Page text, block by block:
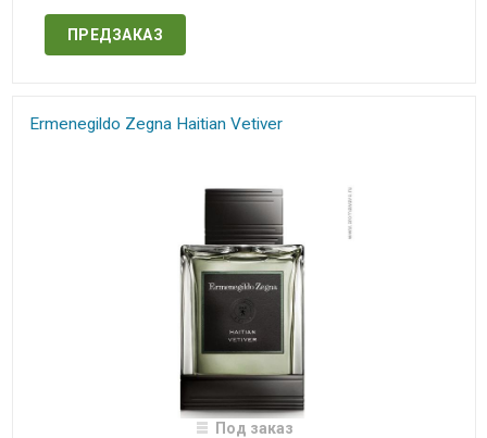
ПРЕДЗАКАЗ
Ermenegildo Zegna​ Haitian Vetiver
Под заказ